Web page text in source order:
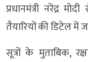
प्रधानमंत्री नरेंद्र
तैयारियों की डिटेल में
सूत्रों के मुताबिक,